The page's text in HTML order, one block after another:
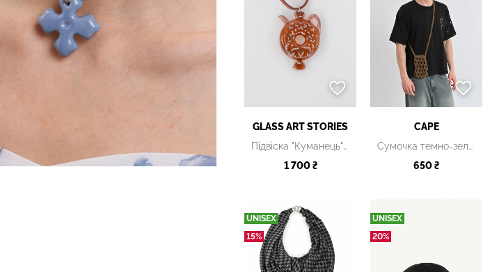
GLASS ART STORIES
Підвіска "Куманець" коричнева скляна
1 700 ₴
CAPE
Сумочка темно-зелена
650 ₴
UNISEX
15%
UNISEX
20%